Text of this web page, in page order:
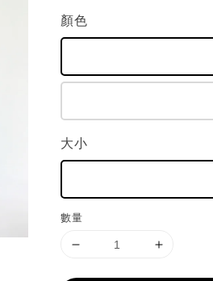
顏色
大小
數量